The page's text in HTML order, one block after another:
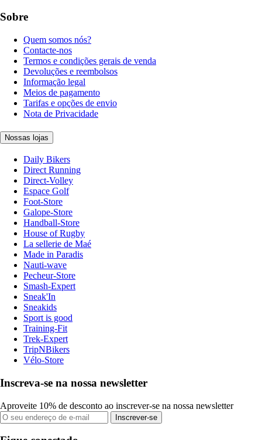
Sobre
Quem somos nós?
Contacte-nos
Termos e condições gerais de venda
Devoluções e reembolsos
Informação legal
Meios de pagamento
Tarifas e opções de envio
Nota de Privacidade
Nossas lojas
Daily Bikers
Direct Running
Direct-Volley
Espace Golf
Foot-Store
Galope-Store
Handball-Store
House of Rugby
La sellerie de Maé
Made in Paradis
Nauti-wave
Pecheur-Store
Smash-Expert
Sneak'In
Sneakids
Sport is good
Training-Fit
Trek-Expert
TripNBikers
Vélo-Store
Inscreva-se na nossa newsletter
Aproveite 10% de desconto ao inscrever-se na nossa newsletter
Inscrever-se